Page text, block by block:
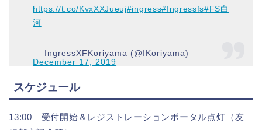
https://t.co/KvxXXJueuj#ingress#Ingressfs#FS白
河
— IngressXFKoriyama (@IKoriyama)
December 17, 2019
スケジュール
13:00 受付開始＆レジストレーションポータル点灯（友